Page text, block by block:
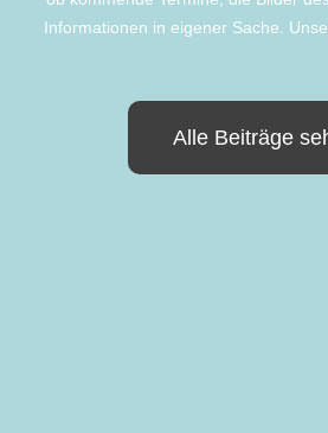
Informationen in eigener Sache.
Alle Beiträge